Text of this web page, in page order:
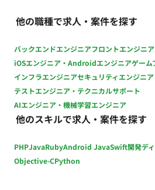
他の職種で求人・案件を探す
バックエンドエンジニアフロントエンジニア
iOSエンジニア・Androidエンジニアゲーム
インフラエンジニアセキュリティエンジニア
テストエンジニア・テクニカルサポート
AIエンジニア・機械学習エンジニア
他のスキルで求人・案件を探す
PHPJavaRubyAndroid JavaSwift開発デ
Objective-CPython